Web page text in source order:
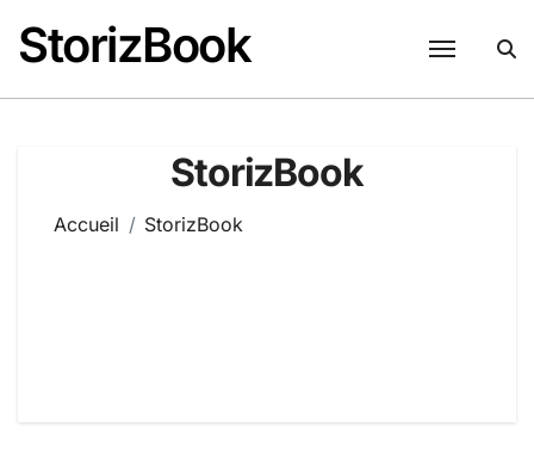
contenu
StorizBook
StorizBook
Accueil StorizBook